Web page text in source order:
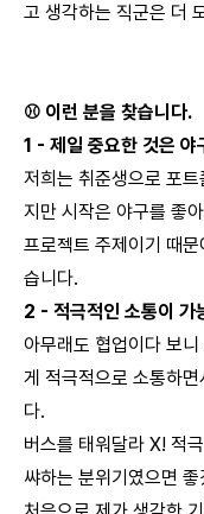
고 생각하는 직군은 더
⚾️ 이런 분을 찾습니다.
1 - 제일 중요한 것은
저희는 취준생으로 포
지만 시작은 야구를 좋
프로젝트 주제이기 때
습니다.
2 - 적극적인 소통이 가
아무래도 협업이다 보
게 적극적으로 소통하
다.
버스를 태워달라 X! 적
쌰하는 분위기였으면 좋